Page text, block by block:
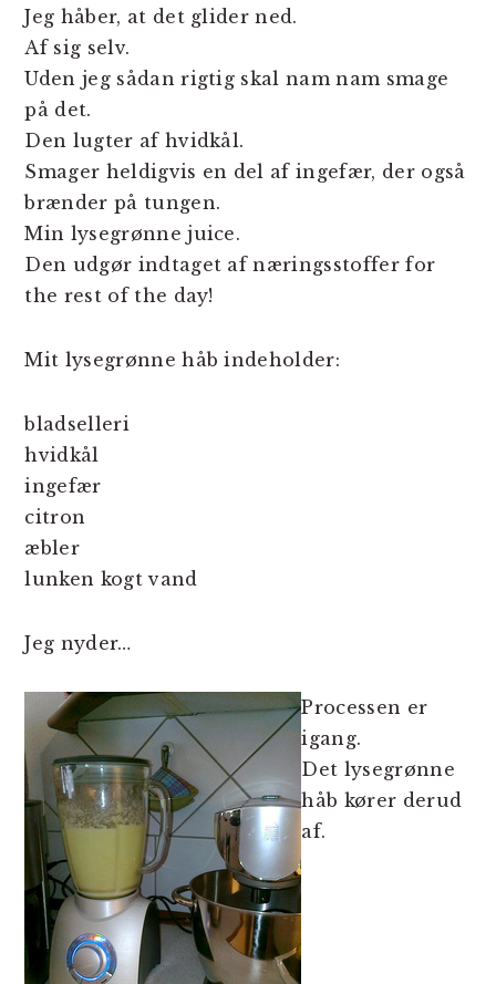
Jeg håber, at det glider ned.
Af sig selv.
Uden jeg sådan rigtig skal nam nam smage
på det.
Den lugter af hvidkål.
Smager heldigvis en del af ingefær, der også
brænder på tungen.
Min lysegrønne juice.
Den udgør indtaget af næringsstoffer for
the rest of the day!
Mit lysegrønne håb indeholder:
bladselleri
hvidkål
ingefær
citron
æbler
lunken kogt vand
Jeg nyder…
Processen er
igang.
Det lysegrønne
håb kører derud
af.